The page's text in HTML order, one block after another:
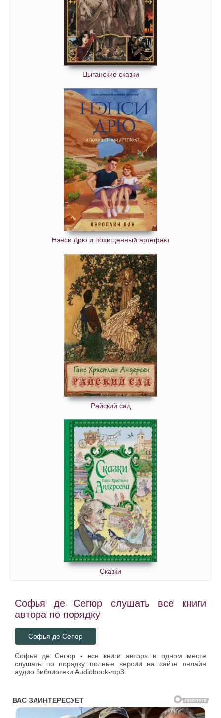
Цыганские сказки
Нэнси Дрю и похищенный артефакт
Райский сад
Сказки
Софья де Сегюр слушать все книги
автора по порядку
Софья де Сегюр
Софья де Сегюр - все книги автора в одном месте
слушать по порядку полные версии на сайте онлайн
аудио библиотеки Audiobook-mp3.